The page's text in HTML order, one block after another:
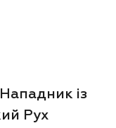
із
Рух